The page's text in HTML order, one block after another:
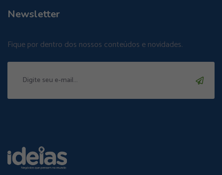
Newsletter
Fique por dentro dos nossos conteúdos e novidades.